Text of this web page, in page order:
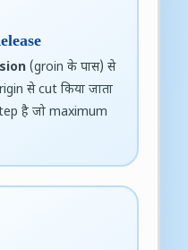
(groin के पास) से
से cut किया जाता
है जो maximum